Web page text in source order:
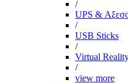
/
UPS &
/
USB Sticks
/
Virtual
/
view more